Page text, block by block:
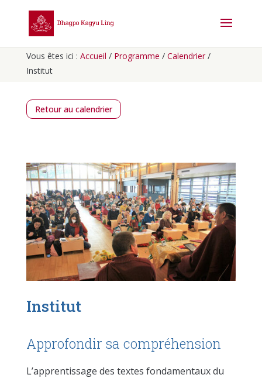
Vous êtes ici : Accueil / Programme / Calendrier/
Institut
Retour au calendrier
Institut
Approfondir sa compréhension
L’apprentissage des textes fondamentaux du